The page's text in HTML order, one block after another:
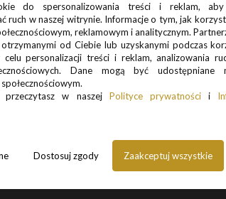
do spersonalizowania treści i reklam,
ruch w naszej witrynie. Informacje o tym, jak
reklamowym i analitycznym.
od Ciebie lub uzyskanymi podczas
personalizacji treści i reklam, analizowania
Dane mogą być udostępniane
w naszej Polityce prywatnościi
Dostosuj zgody Zaakceptuj wszystkie